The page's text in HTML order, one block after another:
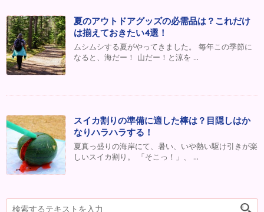
夏のアウトドアグッズの必需品は？これだけ
は揃えておきたい4選！
ムシムシする夏がやってきました。 毎年この季節に
なると、海だー！ 山だー！と涼を ...
スイカ割りの準備に適した棒は？目隠しはか
なりハラハラする！
夏真っ盛りの海岸にて、暑い、いや熱い駆け引きが楽
しいスイカ割り。 「そこっ！」、 ...